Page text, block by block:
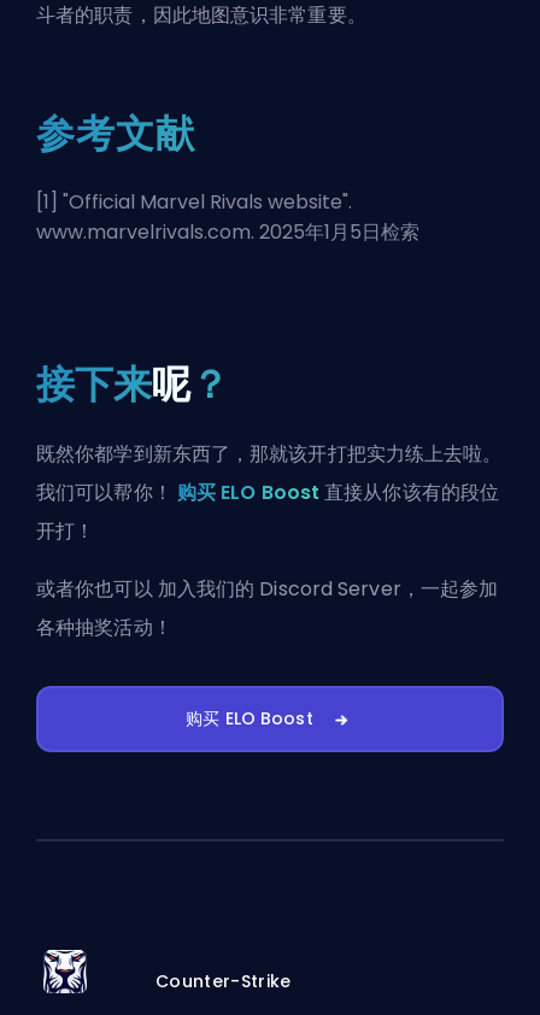
斗者的职责，因此地图意识非常重要。
参考文献
[1] "Official Marvel Rivals website".
www.marvelrivals.com. 2025年1月5日检索
接下来呢？
既然你都学到新东西了，那就该开打把实力练上去啦。
我们可以帮你！ 购买 ELO Boost 直接从你该有的段位
开打！
或者你也可以 加入我们的 Discord Server ，一起参加
各种抽奖活动！
购买 ELO Boost
Counter-Strike